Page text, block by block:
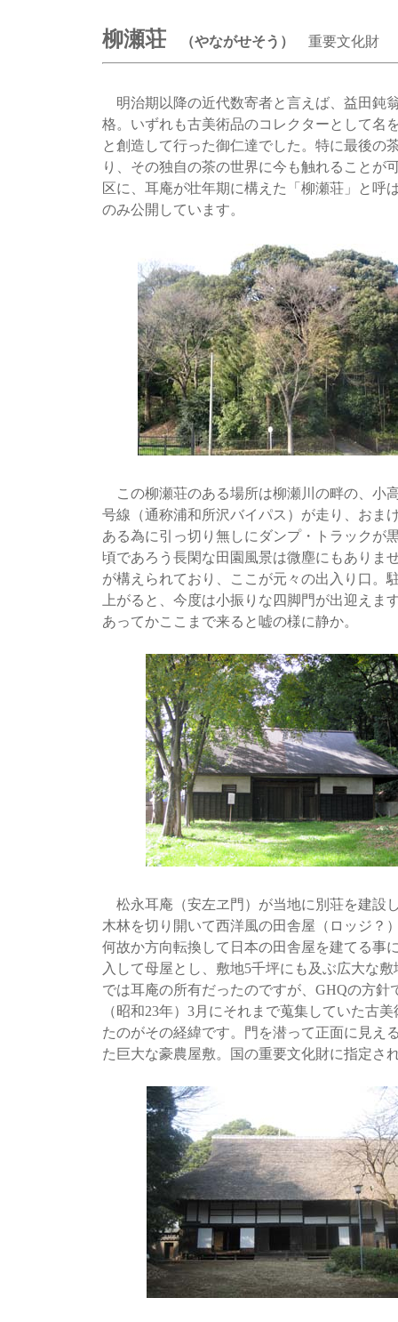
柳瀬荘 （やながせそう） 重要文化財
明治期以降の近代数寄者と言えば、益田鈍
格。いずれも古美術品のコレクターとして名
と創造して行った御仁達でした。特に最後の
り、その独自の茶の世界に今も触れることが
区に、耳庵が壮年期に構えた「柳瀬荘」と呼
のみ公開しています。
この柳瀬荘のある場所は柳瀬川の畔の、小
号線（通称浦和所沢バイパス）が走り、おま
ある為に引っ切り無しにダンプ・トラックが
頃であろう長閑な田園風景は微塵にもありま
が構えられており、ここが元々の出入り口。
上がると、今度は小振りな四脚門が出迎え
あってかここまで来ると嘘の様に静か。
松永耳庵（安左ヱ門）が当地に別荘を建設
木林を切り開いて西洋風の田舎屋（ロッジ？
何故か方向転換して日本の田舎屋を建てる事
入して母屋とし、敷地5千坪にも及ぶ広大な
では耳庵の所有だったのですが、GHQの方
（昭和23年）3月にそれまで蒐集していた古
たのがその経緯です。門を潜って正面に見え
た巨大な豪農屋敷。国の重要文化財に指定さ